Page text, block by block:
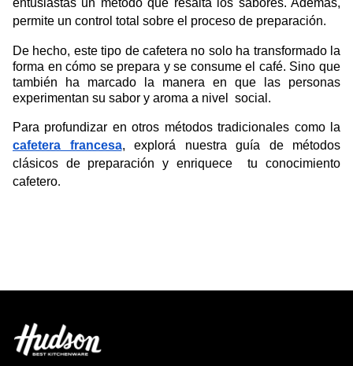
entusiastas un método que resalta los sabores. Además,
permite un control total sobre el proceso de preparación.
De hecho, este tipo de cafetera no solo ha transformado la
forma en cómo se prepara y se consume el café. Sino que
también ha marcado la manera en que las personas
experimentan su sabor y aroma a nivel  social.
cafetera francesa, explorá nuestra guía de métodos
clásicos de preparación y enriquece  tu conocimiento
cafetero.